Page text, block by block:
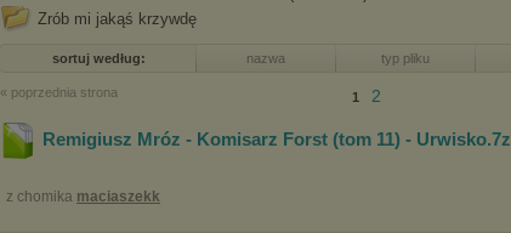
Zrób mi jakąś krzywdę
sortuj według: nazwa typ pliku
« poprzednia strona 1 2
Remigiusz Mróz - Komisarz Forst (tom 11) - Urwisko.7z
z chomika maciaszekk